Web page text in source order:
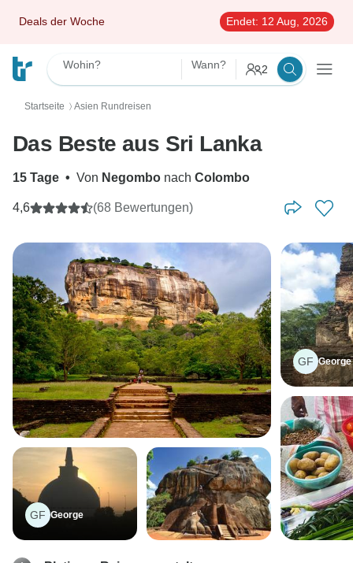
Deals der Woche Endet: 12 Aug, 2026
Wohin? Wann? 2
Startseite 〉 Asien Rundreisen
Das Beste aus Sri Lanka
15 Tage • Von Negombo nach Colombo
4,6 (68 Bewertungen)
GF George
GF George